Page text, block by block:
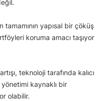
tamamının yapısal bir çöküş
koruma amacı taşıyor
teknoloji tarafında kalıcı
kaynaklı bir
olabilir.